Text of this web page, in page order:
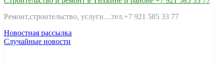
Ремонт,строительство, услуги…тел.+7 921 585 33 77
Новостная рассылка
Случайные новости